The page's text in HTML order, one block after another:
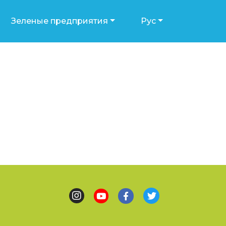
Зеленые предприятия Рус